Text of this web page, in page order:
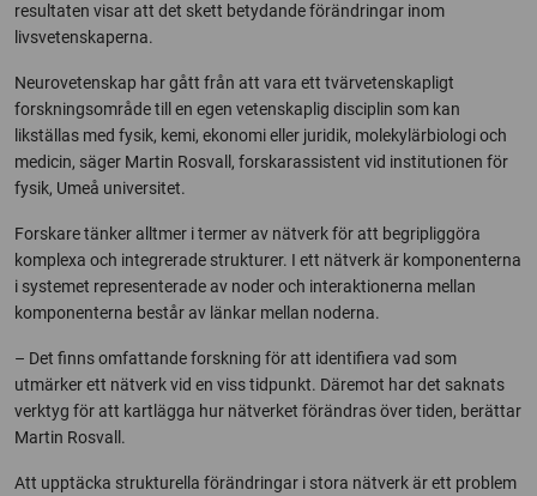
resultaten visar att det skett betydande förändringar inom
livsvetenskaperna.
Neurovetenskap har gått från att vara ett tvärvetenskapligt
forskningsområde till en egen vetenskaplig disciplin som kan
likställas med fysik, kemi, ekonomi eller juridik, molekylärbiologi och
medicin, säger Martin Rosvall, forskarassistent vid institutionen för
fysik, Umeå universitet.
Forskare tänker alltmer i termer av nätverk för att begripliggöra
komplexa och integrerade strukturer. I ett nätverk är komponenterna
i systemet representerade av noder och interaktionerna mellan
komponenterna består av länkar mellan noderna.
– Det finns omfattande forskning för att identifiera vad som
utmärker ett nätverk vid en viss tidpunkt. Däremot har det saknats
verktyg för att kartlägga hur nätverket förändras över tiden, berättar
Martin Rosvall.
Att upptäcka strukturella förändringar i stora nätverk är ett problem